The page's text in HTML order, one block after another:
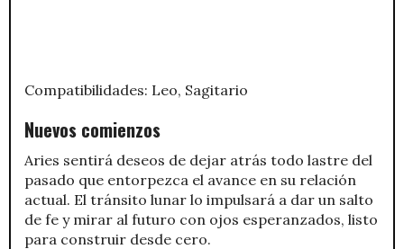
Compatibilidades: Leo, Sagitario
Nuevos comienzos
Aries sentirá deseos de dejar atrás todo lastre del
pasado que entorpezca el avance en su relación
actual. El tránsito lunar lo impulsará a dar un salto
de fe y mirar al futuro con ojos esperanzados, listo
para construir desde cero.